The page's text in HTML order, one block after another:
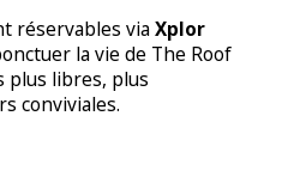
réservables viaXplor
la vie de The Roof
plus libres, plus
conviviales.